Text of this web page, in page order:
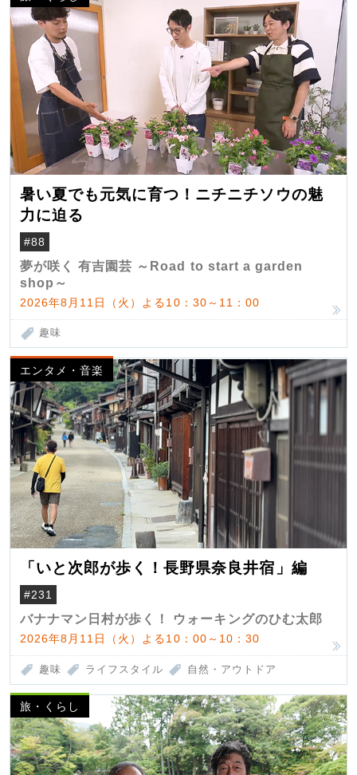
暑い夏でも元気に育つ！ニチニチソウの魅
力に迫る
#88
夢が咲く 有吉園芸 ～Road to start a garden
shop～
2026年8月11日（火）よる10：30～11：00
趣味
エンタメ・音楽
「いと次郎が歩く！長野県奈良井宿」編
#231
バナナマン日村が歩く！ ウォーキングのひむ太郎
2026年8月11日（火）よる10：00～10：30
趣味 ライフスタイル 自然・アウトドア
旅・くらし